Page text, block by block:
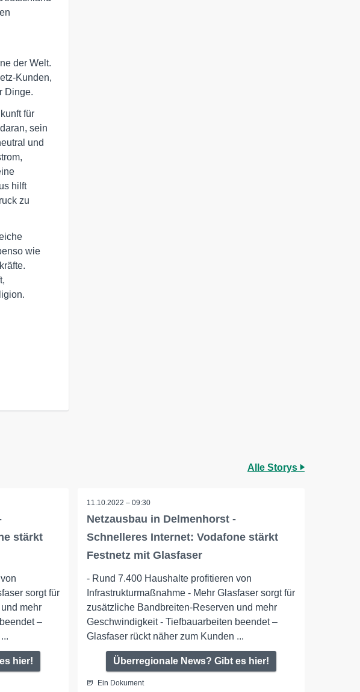
der Welt.
Kunden,
Dinge.
für
sein
und
hilft
zu
wie
Alle Storys
stärkt
sorgt für
mehr
–
hier!
11.10.2022 – 09:30
Netzausbau in Delmenhorst -
Schnelleres Internet: Vodafone stärkt
Festnetz mit Glasfaser
- Rund 7.400 Haushalte profitieren von
Infrastrukturmaßnahme - Mehr Glasfaser sorgt für
zusätzliche Bandbreiten-Reserven und mehr
Geschwindigkeit - Tiefbauarbeiten beendet –
Glasfaser rückt näher zum Kunden ...
Überregionale News? Gibt es hier!
Ein Dokument